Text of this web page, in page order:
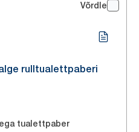
Võrdle
rulltualettpaberi
tualettpaber